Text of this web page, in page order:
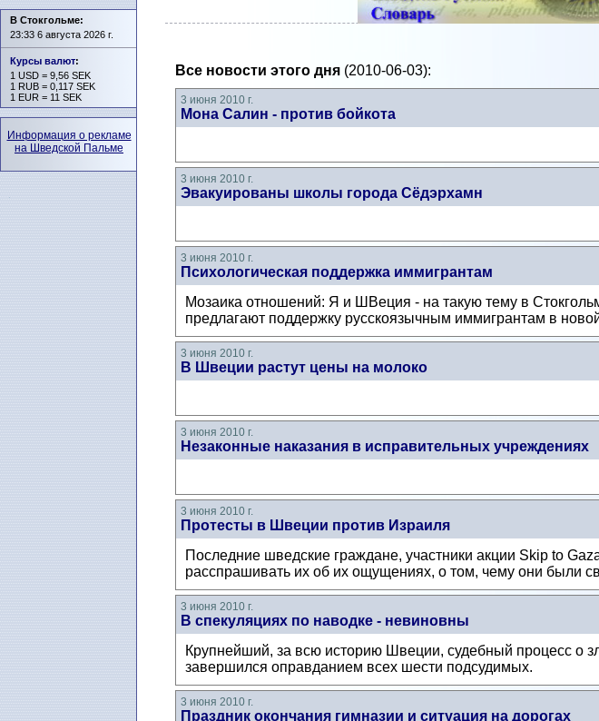
Все новости этого дня(2010-06-03):
3 июня 2010 г.
Мона Салин - против бойкота
3 июня 2010 г.
Эвакуированы школы города Сёдэрхамн
3 июня 2010 г.
Психологическая поддержка иммигрантам
Мозаика отношений: Я и ШВеция - на такую тему в
предлагают поддержку русскоязычным иммигрантам в
3 июня 2010 г.
В Швеции растут цены на молоко
3 июня 2010 г.
Незаконные наказания в исправительных учреждениях
3 июня 2010 г.
Протесты в Швеции против Израиля
Последние шведские граждане, участники акции Skip to
расспрашивать их об их ощущениях, о том, чему они были
3 июня 2010 г.
В спекуляциях по наводке - невиновны
Крупнейший, за всю историю Швеции, судебный процесс о
завершился оправданием всех шести подсудимых.
3 июня 2010 г.
Праздник окончания гимназии и ситуация на дорогах
В Стокгольме:
23:33 6 августа 2026 г.
Курсы валют:
1 USD = 9,56 SEK
1 RUB = 0,117 SEK
1 EUR = 11 SEK
Информация о рекламе
на Шведской Пальме